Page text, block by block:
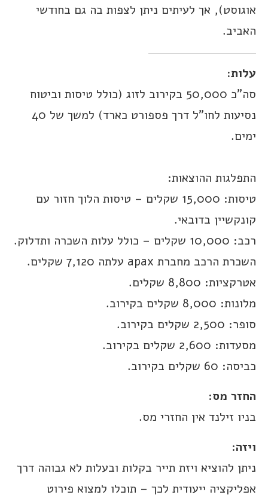
אוגוסט), אך לעיתים ניתן לצפות בה גם בחודשי
האביב.
עלות:
סה”כ 50,000 בקירוב לזוג (כולל טיסות וביטוח
נסיעות לחו”ל דרך פספורט כארד) למשך של 40
ימים.
התפלגות ההוצאות:
טיסות: 15,000 שקלים – טיסות הלוך חזור עם
קונקשיין בדובאי.
רכב: 10,000 שקלים – כולל עלות השכרה ותדלוק.
השכרת הרכב מחברת apax עלתה 7,120 שקלים.
אטרקציות: 8,800 שקלים.
מלונות: 8,000 שקלים בקירוב.
סופר: 2,500 שקלים בקירוב.
מסעדות: 2,600 שקלים בקירוב.
כביסה: 60 שקלים בקירוב.
החזר מס:
בניו זילנד אין החזרי מס.
ויזה:
ניתן להוציא ויזת תייר בקלות ובעלות לא גבוהה דרך
אפליקציה ייעודית לכך – תוכלו למצוא פירוט